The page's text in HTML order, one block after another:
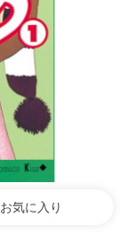
お気に入り